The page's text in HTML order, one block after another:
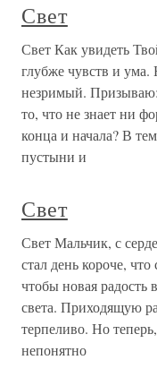
Свет
Свет Как увидеть
глубже чувств и
незримый. Призываю:
то, что не знает ни
конца и начала? В
пустыни и
Свет
Свет Мальчик, с
стал день короче,
чтобы новая радость
света. Приходящую
терпеливо. Но
непонятно